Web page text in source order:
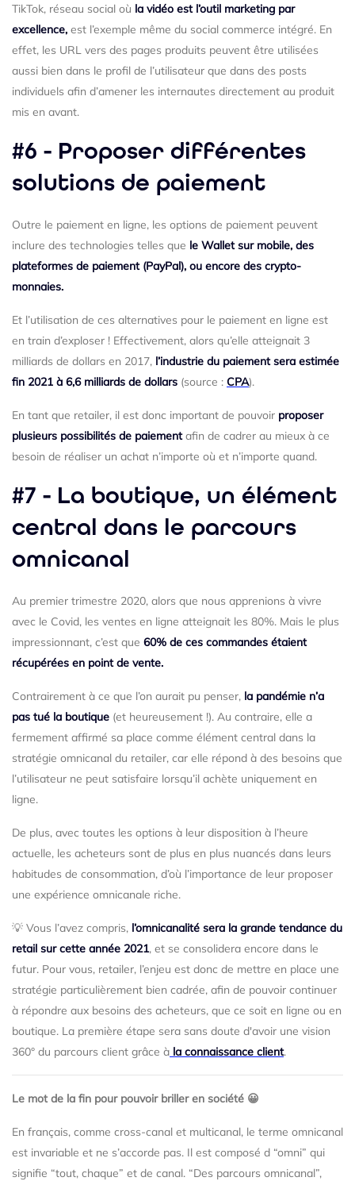
TikTok, réseau social où la vidéo est l’outil marketing par
excellence, est l’exemple même du social commerce intégré. En
effet, les URL vers des pages produits peuvent être utilisées
aussi bien dans le profil de l’utilisateur que dans des posts
individuels afin d’amener les internautes directement au produit
mis en avant.
#6 - Proposer différentes
solutions de paiement
Outre le paiement en ligne, les options de paiement peuvent
inclure des technologies telles que le Wallet sur mobile, des
plateformes de paiement (PayPal), ou encore des crypto-
monnaies.
Et l’utilisation de ces alternatives pour le paiement en ligne est
en train d’exploser ! Effectivement, alors qu’elle atteignait 3
milliards de dollars en 2017, l’industrie du paiement sera estimée
fin 2021 à 6,6 milliards de dollars (source : CPA).
En tant que retailer, il est donc important de pouvoir proposer
plusieurs possibilités de paiementafin de cadrer au mieux à ce
besoin de réaliser un achat n’importe où et n’importe quand.
#7 - La boutique, un élément
central dans le parcours
omnicanal
Au premier trimestre 2020, alors que nous apprenions à vivre
avec le Covid, les ventes en ligne atteignait les 80%. Mais le plus
impressionnant, c’est que 60% de ces commandes étaient
récupérées en point de vente.
Contrairement à ce que l’on aurait pu penser, la pandémie n’a
pas tué la boutique (et heureusement !). Au contraire, elle a
fermement affirmé sa place comme élément central dans la
stratégie omnicanal du retailer, car elle répond à des besoins que
l’utilisateur ne peut satisfaire lorsqu’il achète uniquement en
ligne.
De plus, avec toutes les options à leur disposition à l’heure
actuelle, les acheteurs sont de plus en plus nuancés dans leurs
habitudes de consommation, d’où l’importance de leur proposer
une expérience omnicanale riche.
💡 Vous l’avez compris, l’omnicanalité sera la grande tendance du
retail sur cette année 2021, et se consolidera encore dans le
futur. Pour vous, retailer, l’enjeu est donc de mettre en place une
stratégie particulièrement bien cadrée, afin de pouvoir continuer
à répondre aux besoins des acheteurs, que ce soit en ligne ou en
boutique. La première étape sera sans doute d'avoir une vision
360° du parcours client grâce à la connaissance client.
Le mot de la fin pour pouvoir briller en société 😀
En français, comme cross-canal et multicanal, le terme omnicanal
est invariable et ne s’accorde pas. Il est composé d “omni” qui
signifie “tout, chaque” et de canal. “Des parcours omnicanal”,